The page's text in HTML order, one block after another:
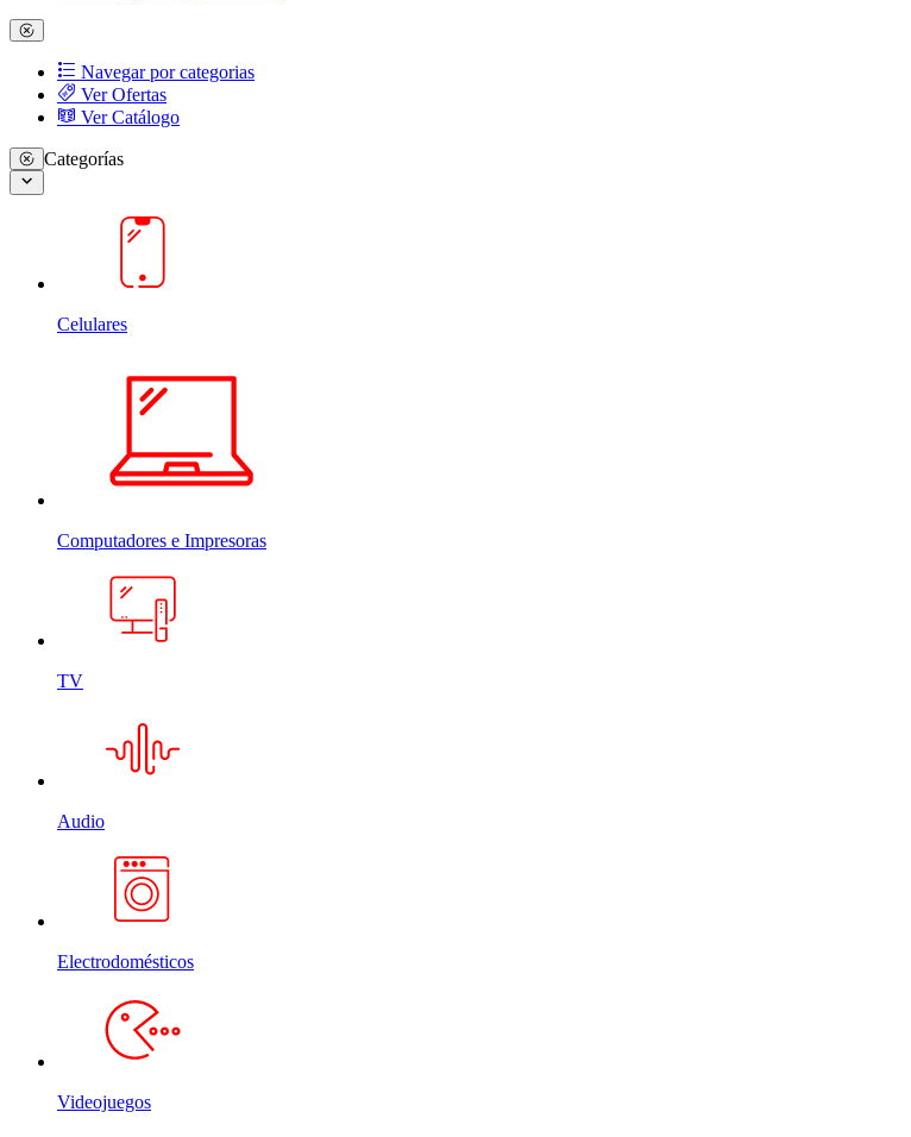
Navegar por categorias
Ver Ofertas
Ver Catálogo
Categorías
Celulares
Computadores e Impresoras
TV
Audio
Electrodomésticos
Videojuegos